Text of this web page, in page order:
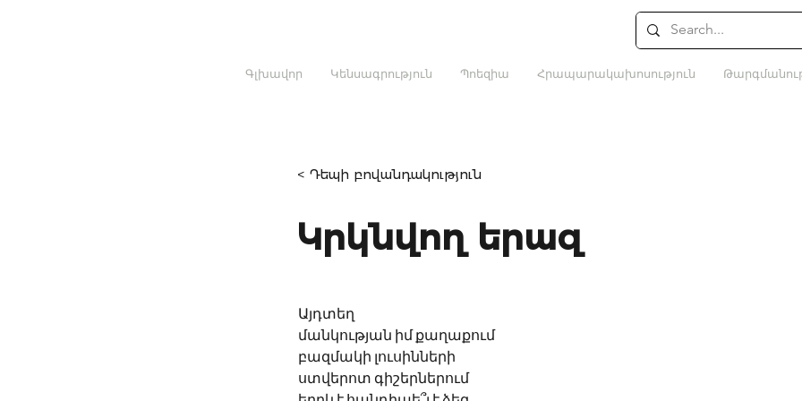
Գլխավոր Կենսագրություն Պոեզիա Հրապարակախոսություն
< Դեպի բովանդակություն
Կրկնվող երազ
Այդտեղ
մանկության իմ քաղաքում
բազմակի լուսինների
ստվերոտ գիշերներում